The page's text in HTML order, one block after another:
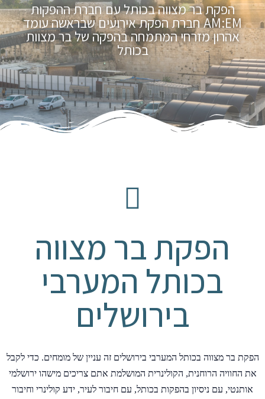
הפקת בר מצווה בכותל עם חברת ההפקות
AM:EM חברת הפקת אירועים שבראשה עומד
אהרון מזרחי המתמחה בהפקה של בר מצוות
בכותל
הפקת בר מצווה
בכותל המערבי
בירושלים
הפקת בר מצווה בכותל המערבי בירושלים זה עניין של מומחים. כדי לקבל
את החוויה הרוחנית, הקולינרית המושלמת אתם צריכים מישהו ירושלמי
אותנטי, עם ניסיון בהפקות בכותל, עם חיבור לעיר, ידע קולינרי וחיבור